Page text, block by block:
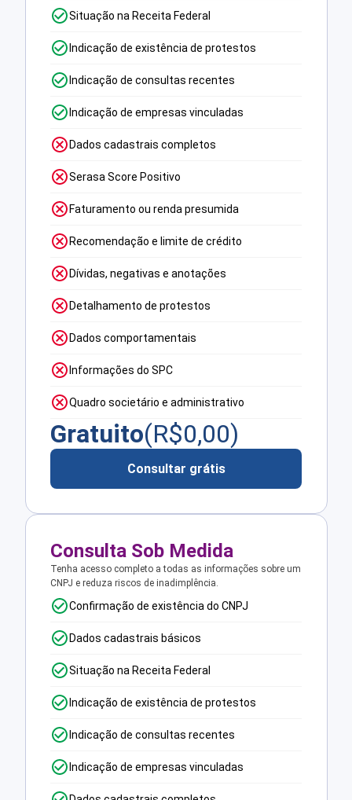
Situação na Receita Federal
Indicação de existência de protestos
Indicação de consultas recentes
Indicação de empresas vinculadas
Dados cadastrais completos
Serasa Score Positivo
Faturamento ou renda presumida
Recomendação e limite de crédito
Dívidas, negativas e anotações
Detalhamento de protestos
Dados comportamentais
Informações do SPC
Quadro societário e administrativo
Gratuito(R$0,00)
Consultar grátis
Consulta Sob Medida
Tenha acesso completo a todas as informações sobre um
CNPJ e reduza riscos de inadimplência.
Confirmação de existência do CNPJ
Dados cadastrais básicos
Situação na Receita Federal
Indicação de existência de protestos
Indicação de consultas recentes
Indicação de empresas vinculadas